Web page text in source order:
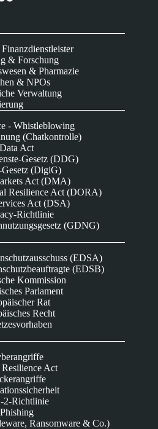
& Forschung
& Pharmazie
& NPOs
Verwaltung
- Whistleblowing
(Chatkontrolle)
Data Act
Gesetz (DDG)
(DigiG)
Act (DMA)
Resilience Act (DORA)
Act (DSA)
Richtlinie
(GDNG)
(EDSA)
(EDSB)
Kommission
Parlament
Rat
Recht
Act
2-Richtlinie
Phishing
Ransomware & Co.)